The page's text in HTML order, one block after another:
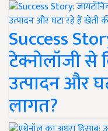
Success
टेक्नोलॉजी से
उत्पादन और
लागत?